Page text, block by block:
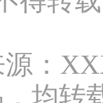
：
均转